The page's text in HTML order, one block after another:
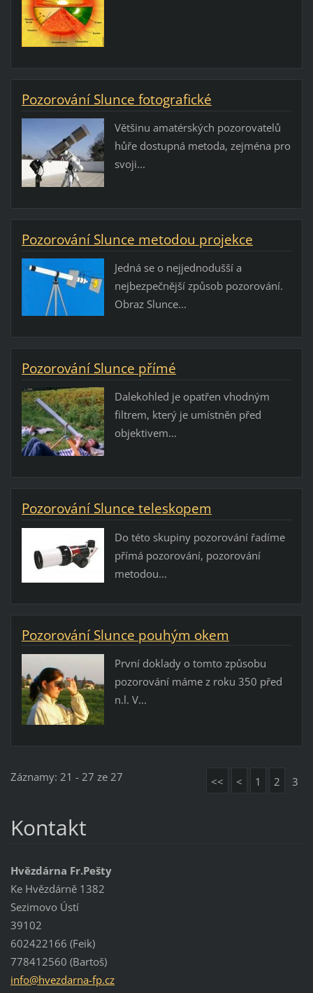
Pozorování Slunce fotografické
Většinu amatérských pozorovatelů
hůře dostupná metoda, zejména pro
svoji...
Pozorování Slunce metodou projekce
Jedná se o nejjednodušší a
nejbezpečnější způsob pozorování.
Obraz Slunce...
Pozorování Slunce přímé
Dalekohled je opatřen vhodným
filtrem, který je umístněn před
objektivem...
Pozorování Slunce teleskopem
Do této skupiny pozorování řadíme
přímá pozorování, pozorování
metodou...
Pozorování Slunce pouhým okem
První doklady o tomto způsobu
pozorování máme z roku 350 před
n.l. V...
Záznamy: 21 - 27 ze 27 << < 1 2 3
Kontakt
Hvězdárna Fr.Pešty
Ke Hvězdárně 1382
Sezimovo Ústí
39102
602422166 (Feik)
778412560 (Bartoš)
info@hvezdarna-fp.cz